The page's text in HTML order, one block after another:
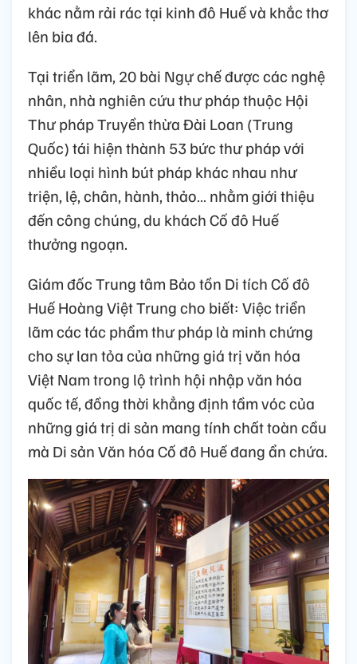
khác nằm rải rác tại kinh đô Huế và khắc thơ
lên bia đá.
Tại triển lãm, 20 bài Ngự chế được các nghệ
nhân, nhà nghiên cứu thư pháp thuộc Hội
Thư pháp Truyền thừa Đài Loan (Trung
Quốc) tái hiện thành 53 bức thư pháp với
nhiều loại hình bút pháp khác nhau như
triện, lệ, chân, hành, thảo… nhằm giới thiệu
đến công chúng, du khách Cố đô Huế
thưởng ngoạn.
Giám đốc Trung tâm Bảo tồn Di tích Cố đô
Huế Hoàng Việt Trung cho biết: Việc triển
lãm các tác phẩm thư pháp là minh chứng
cho sự lan tỏa của những giá trị văn hóa
Việt Nam trong lộ trình hội nhập văn hóa
quốc tế, đồng thời khẳng định tầm vóc của
những giá trị di sản mang tính chất toàn cầu
mà Di sản Văn hóa Cố đô Huế đang ẩn chứa.